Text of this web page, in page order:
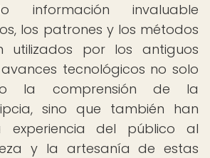
información invaluable
los patrones y los métodos
utilizados por los antiguos
avances tecnológicos no solo
la comprensión de la
sino que también han
experiencia del público al
y la artesanía de estas